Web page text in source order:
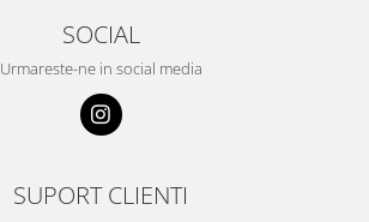
SOCIAL
Urmareste-ne in social media
SUPORT CLIENTI